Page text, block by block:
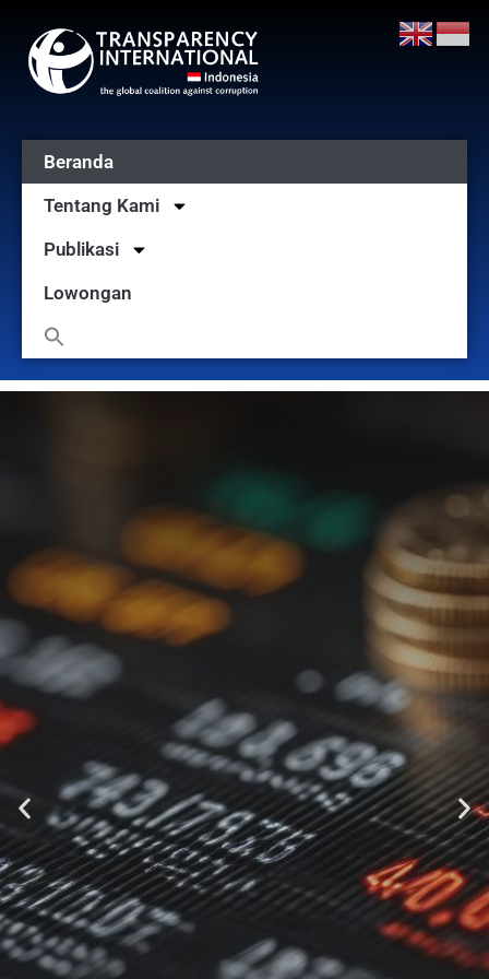
Beranda
Tentang Kami
Publikasi
Lowongan